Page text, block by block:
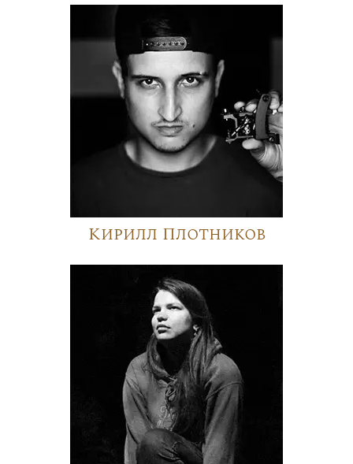
Кирилл Плотников